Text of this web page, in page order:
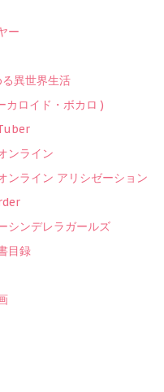
ー
異世界生活
カロイド・ボカロ )
ンライン
ンライン アリシゼーション
シンデレラガールズ
目録